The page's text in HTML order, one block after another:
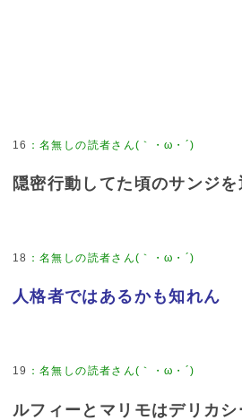
16 ：名無しの読者さん(｀・ω・´)
隠密行動してた頃のサンジ
18 ：名無しの読者さん(｀・ω・´)
人格者ではあるかも知れん
19 ：名無しの読者さん(｀・ω・´)
ルフィーとマリモはデリカシ